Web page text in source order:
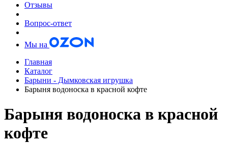
Отзывы
Вопрос-ответ
Мы на
Главная
Каталог
Барыни - Дымковская игрушка
Барыня водоноска в красной кофте
Барыня водоноска в красной
кофте